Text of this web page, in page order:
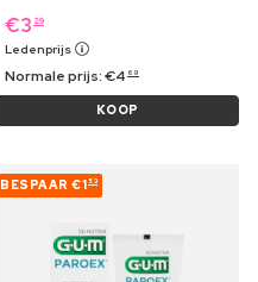
€3 29
Ledenprijs
Normale prijs:€4 69
KOOP
BESPAAR €1 53